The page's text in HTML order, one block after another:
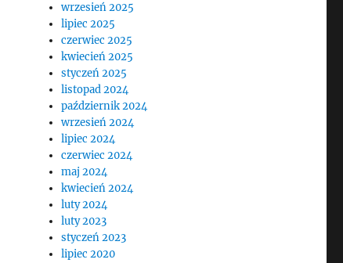
wrzesień 2025
lipiec 2025
czerwiec 2025
kwiecień 2025
styczeń 2025
listopad 2024
październik 2024
wrzesień 2024
lipiec 2024
czerwiec 2024
maj 2024
kwiecień 2024
luty 2024
luty 2023
styczeń 2023
lipiec 2020